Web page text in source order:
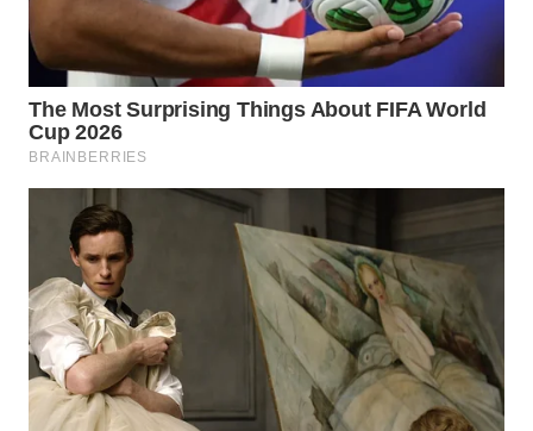
WN
DEPOK
WN
TAPANULI
UTARA
WN
SAMOSIR
WN
PADANG
LAWAS